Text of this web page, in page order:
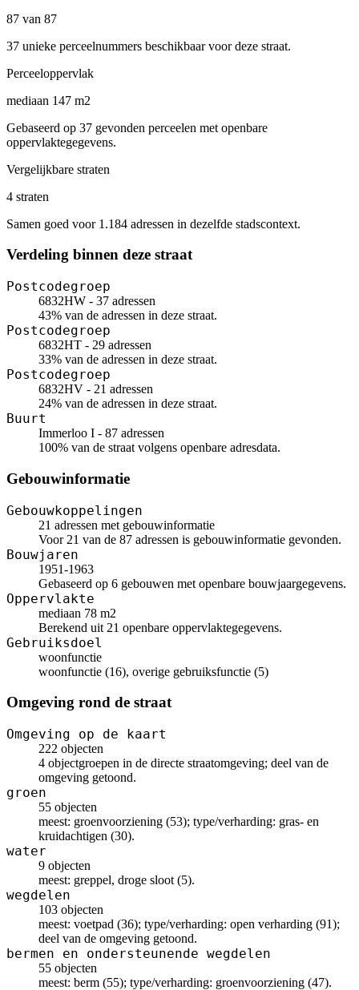
87 van 87
37 unieke perceelnummers beschikbaar voor deze straat.
Perceeloppervlak
mediaan 147 m2
Gebaseerd op 37 gevonden perceelen met openbare
oppervlaktegegevens.
Vergelijkbare straten
4 straten
Samen goed voor 1.184 adressen in dezelfde stadscontext.
Verdeling binnen deze straat
Postcodegroep
6832HW - 37 adressen
43% van de adressen in deze straat.
Postcodegroep
6832HT - 29 adressen
33% van de adressen in deze straat.
Postcodegroep
6832HV - 21 adressen
24% van de adressen in deze straat.
Buurt
Immerloo I - 87 adressen
100% van de straat volgens openbare adresdata.
Gebouwinformatie
Gebouwkoppelingen
21 adressen met gebouwinformatie
Voor 21 van de 87 adressen is gebouwinformatie gevonden.
Bouwjaren
1951-1963
Gebaseerd op 6 gebouwen met openbare bouwjaargegevens.
Oppervlakte
mediaan 78 m2
Berekend uit 21 openbare oppervlaktegegevens.
Gebruiksdoel
woonfunctie
woonfunctie (16), overige gebruiksfunctie (5)
Omgeving rond de straat
Omgeving op de kaart
222 objecten
4 objectgroepen in de directe straatomgeving; deel van de
omgeving getoond.
groen
55 objecten
meest: groenvoorziening (53); type/verharding: gras- en
kruidachtigen (30).
water
9 objecten
meest: greppel, droge sloot (5).
wegdelen
103 objecten
meest: voetpad (36); type/verharding: open verharding (91);
deel van de omgeving getoond.
bermen en ondersteunende wegdelen
55 objecten
meest: berm (55); type/verharding: groenvoorziening (47).